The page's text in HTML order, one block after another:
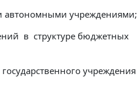
автономными учреждениями;
в структуре бюджетных
учреждения